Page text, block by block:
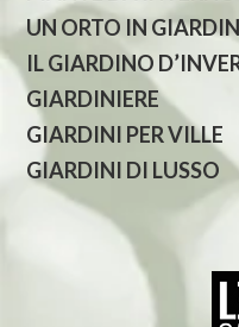
UN ORTO IN
IL GIARDINO
GIARDINIERE
GIARDINI PER VILLE
GIARDINI DI LUSSO